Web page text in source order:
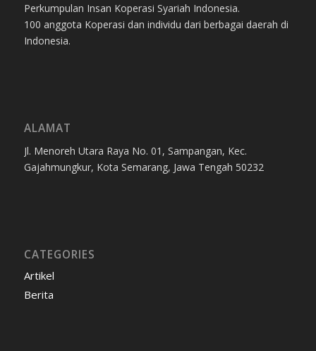
Perkumpulan Insan Koperasi Syariah Indonesia.
100 anggota Koperasi dan individu dari berbagai daerah di
Indonesia.
ALAMAT
Jl. Menoreh Utara Raya No. 01, Sampangan, Kec.
Gajahmungkur, Kota Semarang, Jawa Tengah 50232
CATEGORIES
Artikel
Berita